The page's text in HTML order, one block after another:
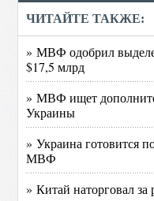
ЧИТАЙТЕ ТАКЖЕ:
» МВФ одобрил
$17,5 млрд
» МВФ ищет
Украины
» Украина готовится
МВФ
» Китай наторговал